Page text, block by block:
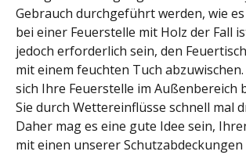
Gebrauch durchgeführt werden, wie
bei einer Feuerstelle mit Holz der Fall
jedoch erforderlich sein, den
mit einem feuchten Tuch
sich Ihre Feuerstelle im Außenbereich
Sie durch Wettereinflüsse schnell mal
Daher mag es eine gute Idee sein,
mit einen unserer Schutzabdeckungen